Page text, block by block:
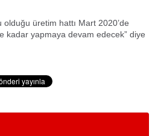
üretim hattı Mart 2020’de
kadar yapmaya devam edecek” diye